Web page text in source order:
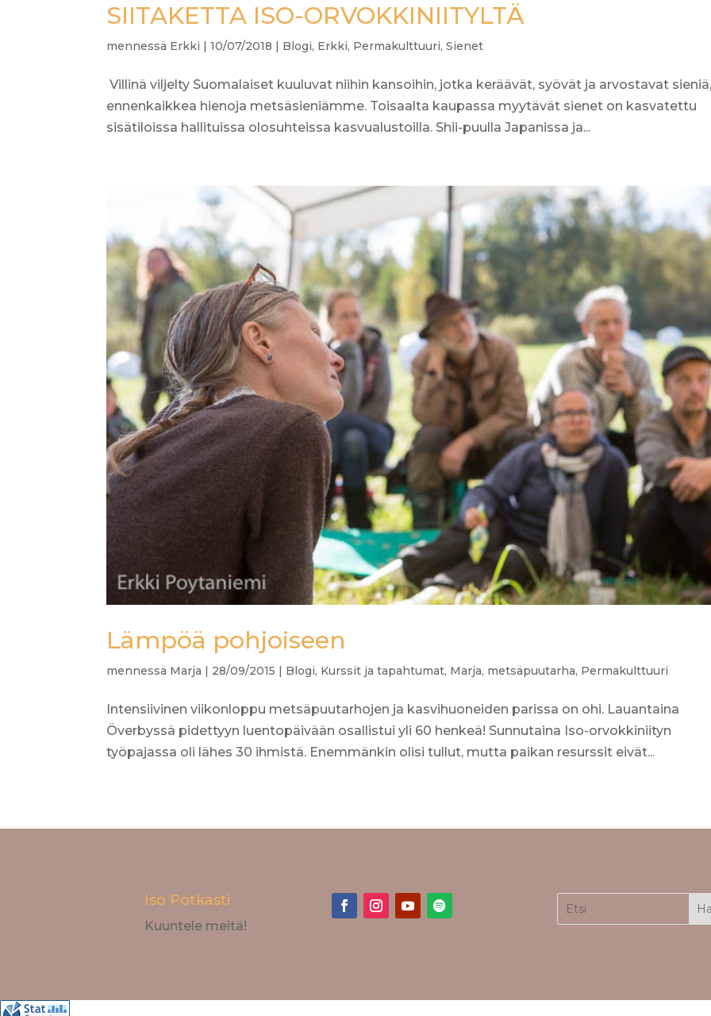
SIITAKETTA ISO-ORVOKKINIITYLTÄ
mennessä Erkki |10/07/2018 | Blogi, Erkki, Permakulttuuri,Sienet
Villinä viljelty Suomalaiset kuuluvat niihin kansoihin, jotka keräävät, syövät ja arvostavat
ennenkaikkea hienoja metsäsieniämme. Toisaalta kaupassa myytävät sienet on kasvatettu
sisätiloissa hallituissa olosuhteissa kasvualustoilla. Shii-puulla Japanissa ja...
Lämpöä pohjoiseen
mennessä Marja | 28/09/2015 | Blogi, Kurssit ja tapahtumat, Marja, metsäpuutarha, Permakulttuuri
Intensiivinen viikonloppu metsäpuutarhojen ja kasvihuoneiden parissa on ohi. Lauantaina
Överbyssä pidettyyn luentopäivään osallistui yli 60 henkeä! Sunnutaina Iso-orvokkiniityn
työpajassa oli lähes 30 ihmistä. Enemmänkin olisi tullut, mutta paikan resurssit eivät...
Iso Potkästi
Kuuntele meitä!